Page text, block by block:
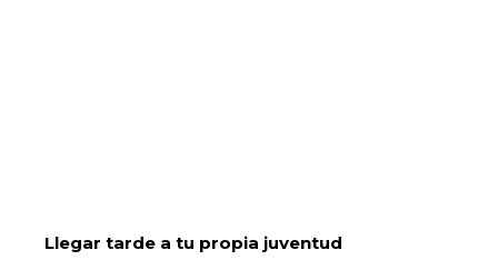
Llegar tarde a tu propia juventud